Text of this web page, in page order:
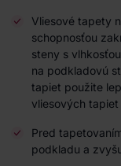
Vliesové tapety
schopnosťou
steny s
na podkladovú
tapiet použite
vliesových
Pred
podkladu a